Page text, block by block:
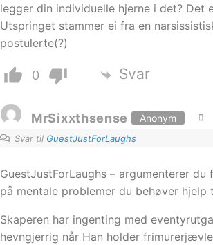
legger din individuelle hjerne i det?
Utspringet stammer ei fra en
postulerte(?)
0 Svar
MrSixxthsense Anonym
Svar til GuestJustForLaughs
GuestJustForLaughs – argumenterer
på mentale problemer du behøver
Skaperen har ingenting med
hevngjerrig når Han holder